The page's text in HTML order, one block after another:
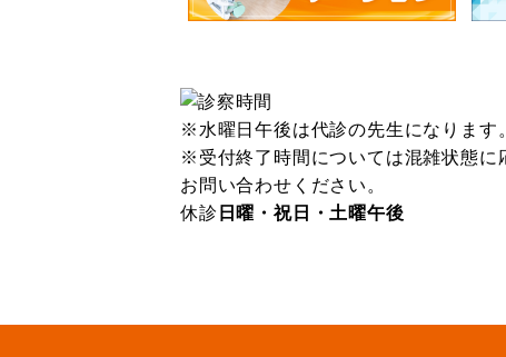
※水曜日午後は代診の先生になります。
※受付終了時間については混雑状態に
お問い合わせください。
休診 日曜・祝日・土曜午後